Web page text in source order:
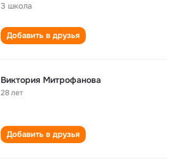
3 школа
Добавить в друзья
Виктория Митрофанова
28 лет
Добавить в друзья